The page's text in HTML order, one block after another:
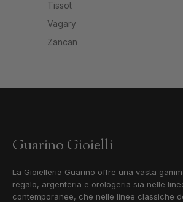
Tissot
Vagary
Zancan
Guarino Gioielli
La Gioielleria Guarino offre una vasta
regalo, argenteria e orologeria sia nelle
contemporanee, che nelle linee classiche